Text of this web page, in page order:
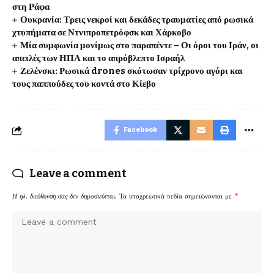
στη Ράφα
Ουκρανία: Τρεις νεκροί και δεκάδες τραυματίες από ρωσικά
χτυπήματα σε Ντνιπροπετρόφσκ και Χάρκοβο
Μία συμφωνία μονίμως στο παραπέντε – Οι όροι του Ιράν, οι
απειλές των ΗΠΑ και το απρόβλεπτο Ισραήλ
Ζελένσκι: Ρωσικά drones σκότωσαν τρίχρονο αγόρι και
τους παππούδες του κοντά στο Κίεβο
Facebook
Leave a comment
Η ηλ. διεύθυνση σας δεν δημοσιεύεται. Τα υποχρεωτικά πεδία σημειώνονται με *